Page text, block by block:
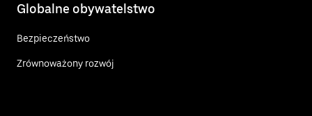
Globalne obywatelstwo
Bezpieczeństwo
Zrównoważony rozwój